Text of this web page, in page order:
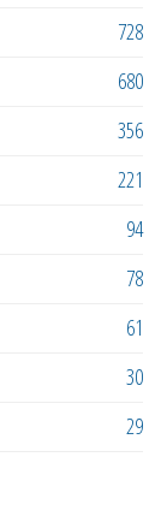
728
680
356
221
94
78
61
30
29